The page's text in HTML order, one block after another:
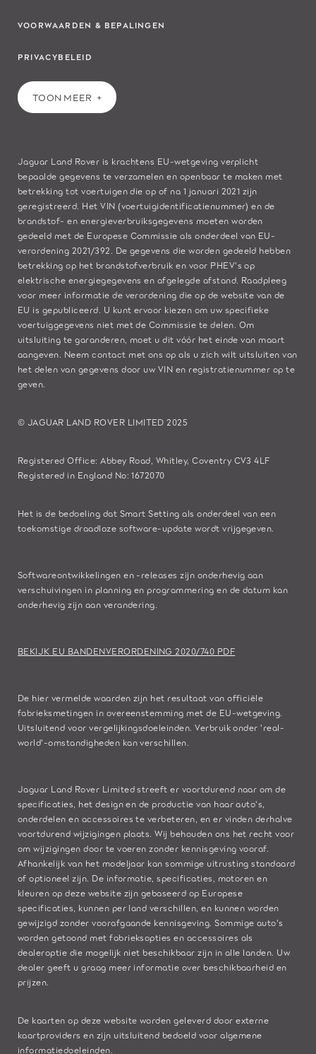
VOORWAARDEN & BEPALINGEN
PRIVACYBELEID
TOON MEER
Jaguar Land Rover is krachtens EU-wetgeving verplicht
bepaalde gegevens te verzamelen en openbaar te maken met
betrekking tot voertuigen die op of na 1 januari 2021 zijn
geregistreerd. Het VIN (voertuigidentificatienummer) en de
brandstof- en energieverbruiksgegevens moeten worden
gedeeld met de Europese Commissie als onderdeel van EU-
verordening 2021/392. De gegevens die worden gedeeld hebben
betrekking op het brandstofverbruik en voor PHEV's op
elektrische energiegegevens en afgelegde afstand. Raadpleeg
voor meer informatie de verordening die op dewebsite van de
EU is gepubliceerd. U kunt ervoor kiezen om uw specifieke
voertuiggegevens niet met de Commissie te delen. Om
uitsluiting te garanderen, moet u dit vóór het einde van maart
aangeven. Neemcontact met ons op als u zich wilt uitsluiten van
het delen van gegevens door uw VIN en registratienummer op te
geven.
© JAGUAR LAND ROVER LIMITED 2025
Registered Office: Abbey Road, Whitley, Coventry CV3 4LF
Registered in England No: 1672070
Het is de bedoeling dat Smart Setting als onderdeel van een
toekomstige draadloze software-update wordt vrijgegeven.
Softwareontwikkelingen en -releases zijn onderhevig aan
verschuivingen in planning en programmering en de datum kan
onderhevig zijn aan verandering.
BEKIJK EU BANDENVERORDENING 2020/740 PDF
De hier vermelde waarden zijn het resultaat van officiële
fabrieksmetingen in overeenstemming met de EU-wetgeving.
Uitsluitend voor vergelijkingsdoeleinden. Verbruik onder 'real-
world'-omstandigheden kan verschillen.
Jaguar Land Rover Limited streeft er voortdurend naar om de
specificaties, het design en de productie van haar auto's,
onderdelen en accessoires te verbeteren, en er vinden derhalve
voortdurend wijzigingen plaats. Wij behouden ons het recht voor
om wijzigingen door te voeren zonder kennisgeving vooraf.
Afhankelijk van het modeljaar kan sommige uitrusting standaard
of optioneel zijn. De informatie, specificaties, motoren en
kleuren op deze website zijn gebaseerd op Europese
specificaties, kunnen per land verschillen, en kunnen worden
gewijzigd zonder voorafgaande kennisgeving. Sommige auto's
worden getoond met fabrieksopties en accessoires als
dealeroptie die mogelijk niet beschikbaar zijn in alle landen. Uw
dealer geeft u graag meer informatie over beschikbaarheid en
prijzen.
De kaarten op deze website worden geleverd door externe
kaartproviders en zijn uitsluitend bedoeld voor algemene
informatiedoeleinden.